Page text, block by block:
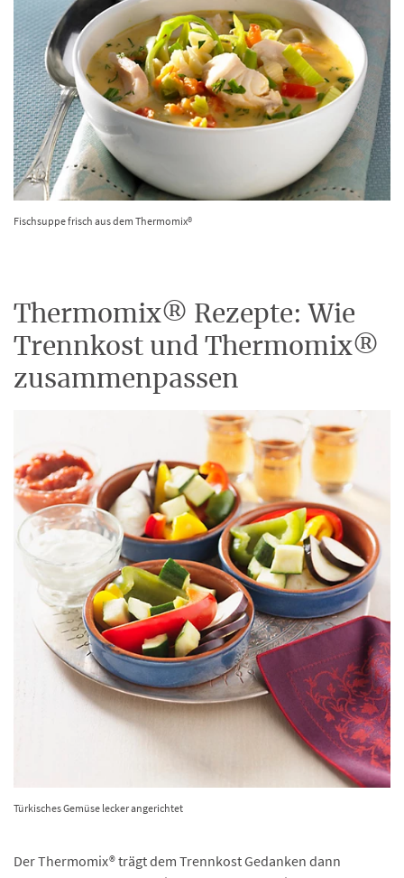
Fischsuppe frisch aus dem Thermomix®
Thermomix® Rezepte: Wie
Trennkost und Thermomix®
zusammenpassen
Türkisches Gemüse lecker angerichtet
Der Thermomix® trägt dem Trennkost Gedanken dann